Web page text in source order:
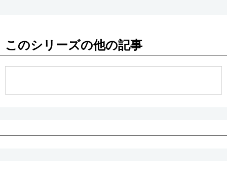
このシリーズの他の記事